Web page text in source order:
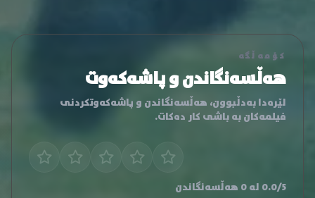
کۆمەڵگە
هەڵسەنگاندن و پاشەکەوت
لێرەدا بەدڵبوون، هەڵسەنگاندن و پاشەکەوتکردنی
فیلمەکان بە باشی کار دەکات.
0.0/5 لە 0 هەڵسەنگاندن